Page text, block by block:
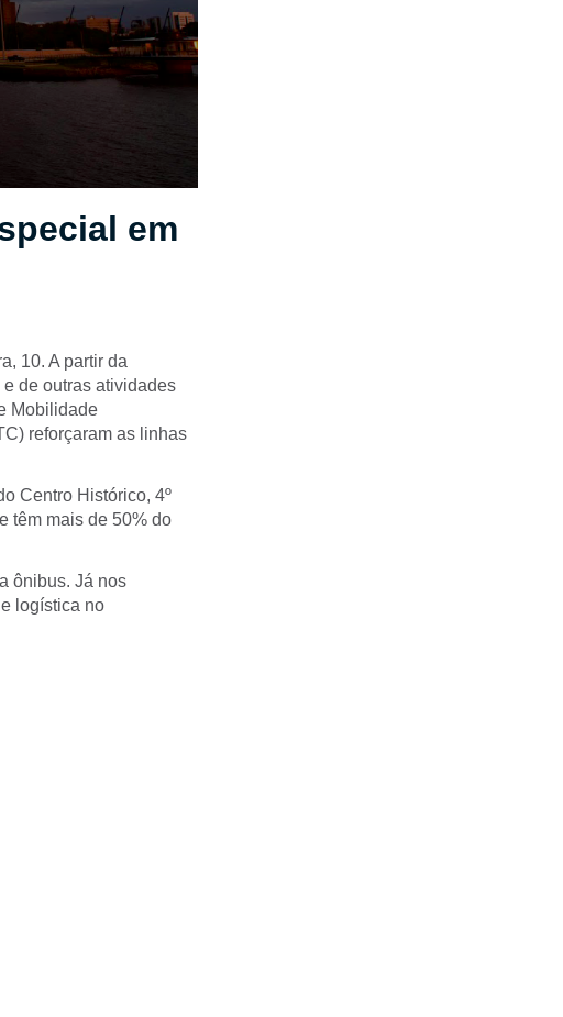
em
10. A partir da
de outras atividades
Mobilidade
reforçaram as linhas
Centro Histórico, 4º
têm mais de 50% do
ônibus. Já nos
logística no